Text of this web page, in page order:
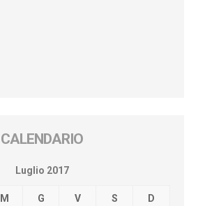
CALENDARIO
Luglio 2017
M G V S D